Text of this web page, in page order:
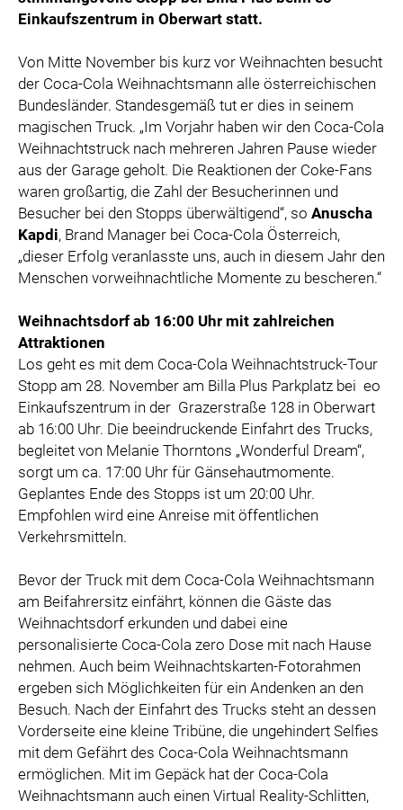
Einkaufszentrum in Oberwart statt.
Von Mitte November bis kurz vor Weihnachten besucht
der Coca-Cola Weihnachtsmann alle österreichischen
Bundesländer. Standesgemäß tut er dies in seinem
magischen Truck. „Im Vorjahr haben wir den Coca-Cola
Weihnachtstruck nach mehreren Jahren Pause wieder
aus der Garage geholt. Die Reaktionen der Coke-Fans
waren großartig, die Zahl der Besucherinnen und
Besucher bei den Stopps überwältigend“, so Anuscha
Kapdi, Brand Manager bei Coca-Cola Österreich,
„dieser Erfolg veranlasste uns, auch in diesem Jahr den
Menschen vorweihnachtliche Momente zu bescheren.“
Weihnachtsdorf ab 16:00 Uhr mit zahlreichen
Attraktionen
Los geht es mit dem Coca-Cola Weihnachtstruck-Tour
Stopp am 28. November am Billa Plus Parkplatz bei eo
Einkaufszentrum in der Grazerstraße 128 in Oberwart
ab 16:00 Uhr. Die beeindruckende Einfahrt des Trucks,
begleitet von Melanie Thorntons „Wonderful Dream“,
sorgt um ca. 17:00 Uhr für Gänsehautmomente.
Geplantes Ende des Stopps ist um 20:00 Uhr.
Empfohlen wird eine Anreise mit öffentlichen
Verkehrsmitteln.
Bevor der Truck mit dem Coca-Cola Weihnachtsmann
am Beifahrersitz einfährt, können die Gäste das
Weihnachtsdorf erkunden und dabei eine
personalisierte Coca-Cola zero Dose mit nach Hause
nehmen. Auch beim Weihnachtskarten-Fotorahmen
ergeben sich Möglichkeiten für ein Andenken an den
Besuch. Nach der Einfahrt des Trucks steht an dessen
Vorderseite eine kleine Tribüne, die ungehindert Selfies
mit dem Gefährt des Coca-Cola Weihnachtsmann
ermöglichen. Mit im Gepäck hat der Coca-Cola
Weihnachtsmann auch einen Virtual Reality-Schlitten,